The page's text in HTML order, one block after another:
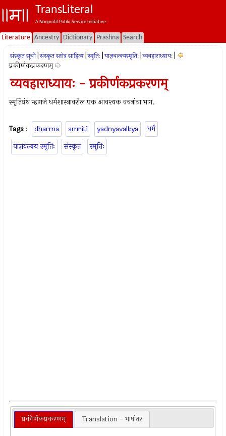
TransLiteral
A Nonprofit Public Service Initiative.
Literature Ancestry Dictionary Prashna Search
संस्कृत सूची संस्कृत स्तोत्र साहित्य स्मृतिः याज्ञवल्क्यस्मृतिः व्यवहाराध्यायः
प्रकीर्णकप्रकरणम्
व्यवहाराध्यायः - प्रकीर्णकप्रकरणम्
स्मृतिग्रंथ म्हणजे धर्मशास्त्रावरील एक आवश्यक वचनांचा भाग.
Tags : dharma smriti yadnyavalkya
धर्म
याज्ञवल्क्य स्मृतिः
संस्कृत स्मृतिः
प्रकीर्णकप्रकरणम् Translation - भाषांतर